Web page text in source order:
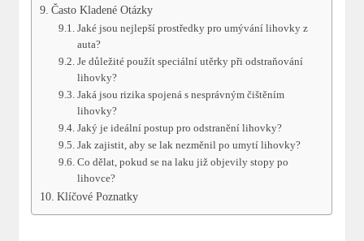
Často Kladené Otázky
Jaké jsou nejlepší prostředky pro umývání lihovky z
auta?
Je důležité použít speciální utěrky při odstraňování
lihovky?
Jaká jsou rizika spojená s nesprávným čištěním
lihovky?
Jaký je ideální postup pro odstranění lihovky?
Jak zajistit, aby se lak nezměnil po umytí lihovky?
Co dělat, pokud se na laku již objevily stopy po
lihovce?
Klíčové Poznatky